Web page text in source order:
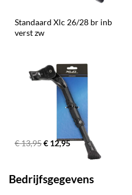
Standaard Xlc 26/28 br inb
verst zw
€ 13,95€ 12,95
Bedrijfsgegevens